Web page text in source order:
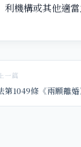
利機構或其他適
一篇
第1049條《兩願離婚